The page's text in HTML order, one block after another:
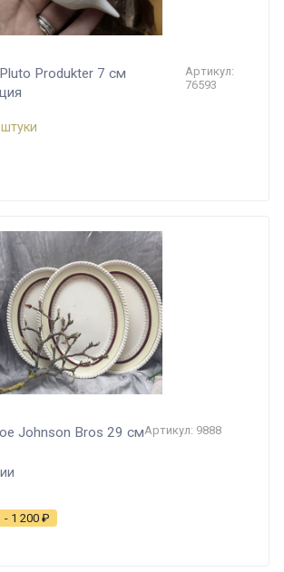
Produkter 7 см
Артикул:
76593
Johnson Bros 29 смАртикул: 9888
- 1 200 ₽